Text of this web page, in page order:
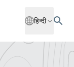
हिन्दी